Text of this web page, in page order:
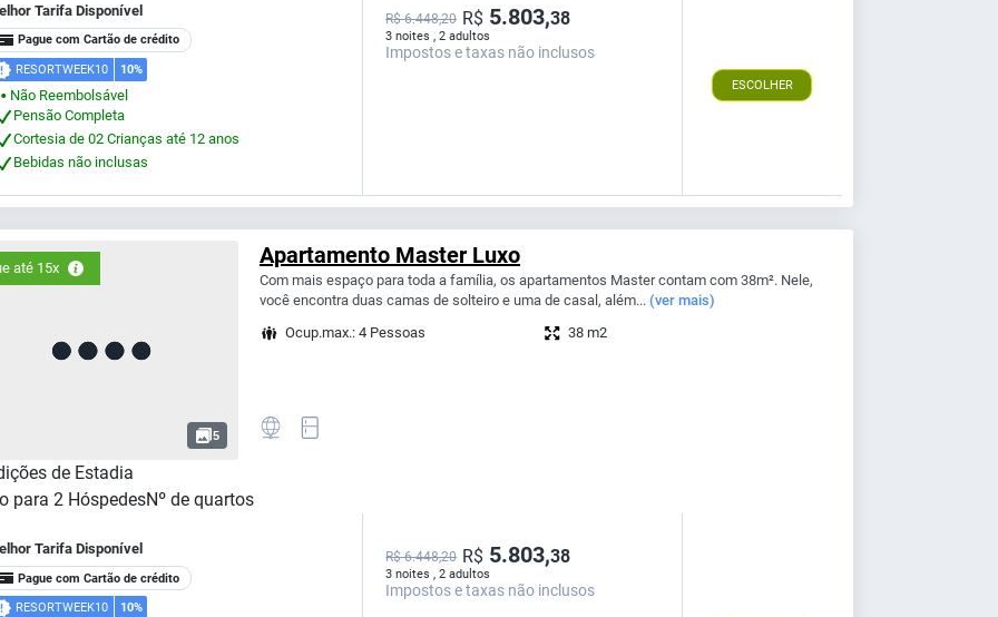
Tarifa Disponível
Pague com Cartão de crédito
RESORTWEEK10 10%
⬤
Não Reembolsável
Pensão Completa
Cortesia de 02 Crianças até 12 anos
Bebidas não inclusas
3 noites , 2 adultos
R$ 6.448,20 R$ 5.803,38
Impostos e taxas não inclusos
ESCOLHER
até 15x
5
Apartamento Master Luxo
Com mais espaço para toda a família, os apartamentos Master contam com 38m². Nele,
você encontra duas camas de solteiro e uma de casal, além... (ver mais)
Ocup.max.: 4 Pessoas
38 m2
de Estadia
para 2 HóspedesNº de quartos
Tarifa Disponível
Pague com Cartão de crédito
RESORTWEEK10 10%
3 noites , 2 adultos
R$ 6.448,20 R$ 5.803,38
Impostos e taxas não inclusos